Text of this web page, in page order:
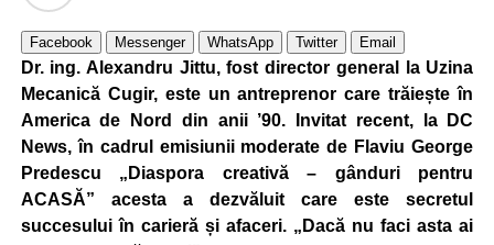
Facebook Messenger WhatsApp Twitter Email
Dr. ing. Alexandru Jittu, fost director general la Uzina
Mecanică Cugir, este un antreprenor care trăiește în
America de Nord din anii ’90. Invitat recent, la DC
News, în cadrul emisiunii moderate de Flaviu George
Predescu „Diaspora creativă – gânduri pentru
ACASĂ” acesta a dezvăluit care este secretul
succesului în carieră și afaceri. „Dacă nu faci asta ai